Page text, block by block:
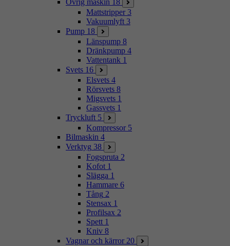
Övrig maskin 18
Mattstripper 3
Vakuumlyft 3
Pump 18
Länspump 8
Dränkpump 4
Vattentank 1
Svets 16
Elsvets 4
Rörsvets 8
Migsvets 1
Gassvets 1
Tryckluft 5
Kompressor 5
Bilmaskin 4
Verktyg 38
Fogspruta 2
Kofot 1
Slägga 1
Hammare 6
Tång 2
Stensax 1
Profilsax 2
Spett 1
Kniv 8
Vagnar och kärror 20